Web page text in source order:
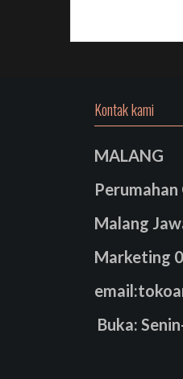
Kontak kami
MALANG
Malang
Marketing
Buka: